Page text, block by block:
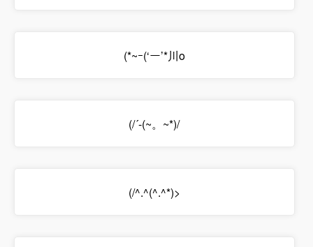
(*~ｰ(‘ー’*川o
(/´-(~。~*)/
(/^.^(^.^*)>